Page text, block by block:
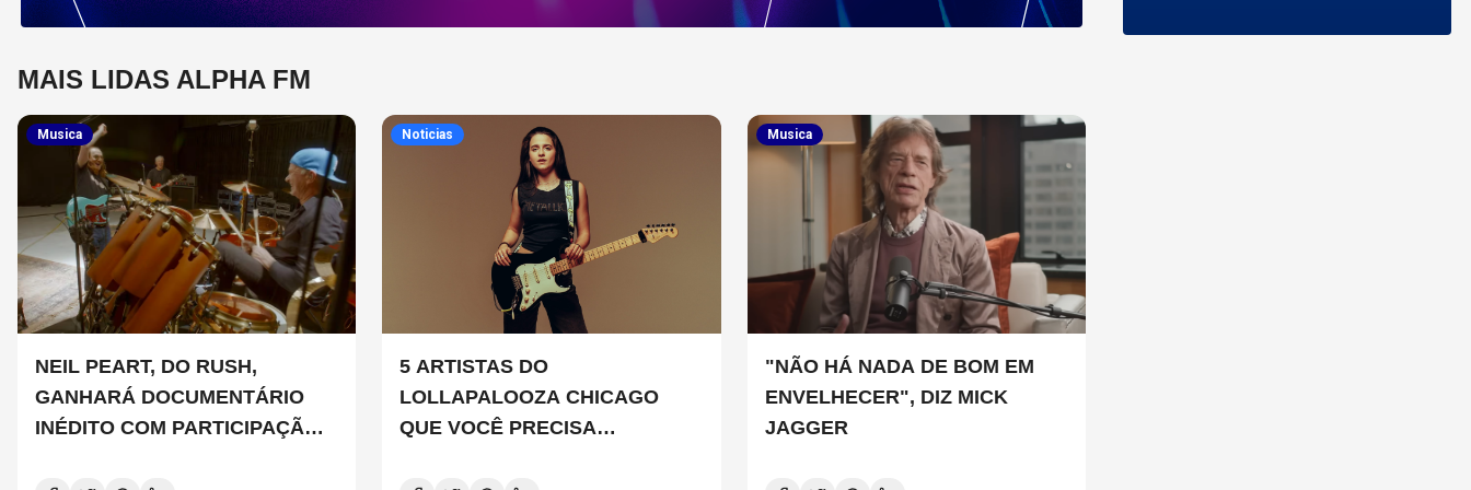
MAIS LIDAS ALPHA FM
Musica
NEIL PEART, DO RUSH,
GANHARÁ DOCUMENTÁRIO
INÉDITO COM PARTICIPAÇÃO
Noticias
5 ARTISTAS DO
LOLLAPALOOZA CHICAGO
QUE VOCÊ PRECISA
Musica
"NÃO HÁ NADA DE BOM EM
ENVELHECER", DIZ MICK
JAGGER